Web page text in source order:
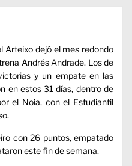
Arteixo dejó el mes redondo
Andrés Andrade. Los de
y un empate en las
en estos 31 días, dentro de
el Noia, con el Estudiantil
con 26 puntos, empatado
este fin de semana.